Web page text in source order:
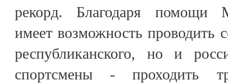
рекорд. Благодаря помощи
имеет возможность проводить
республиканского, но и
спортсмены - проходить